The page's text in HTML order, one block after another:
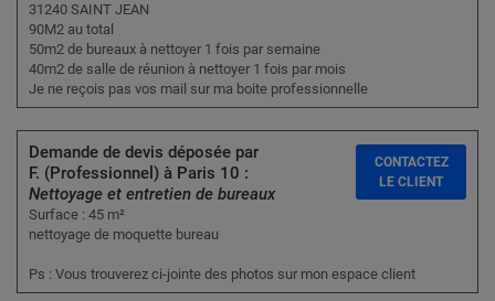
31240 SAINT JEAN
90M2 au total
50m2 de bureaux à nettoyer 1 fois par semaine
40m2 de salle de réunion à nettoyer 1 fois par mois
Je ne reçois pas vos mail sur ma boite professionnelle
Demande de devis déposée par
F. (Professionnel) à Paris 10 :
Nettoyage et entretien de bureaux
Surface : 45 m²
nettoyage de moquette bureau
Ps : Vous trouverez ci-jointe des photos sur mon espace client
CONTACTEZ
LE CLIENT